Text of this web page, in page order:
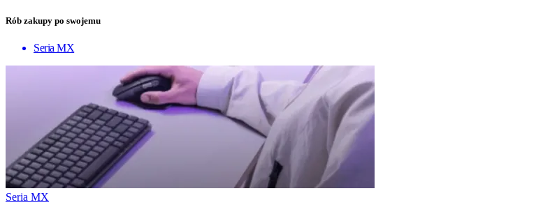
Rób zakupy po swojemu
Seria MX
Seria MX